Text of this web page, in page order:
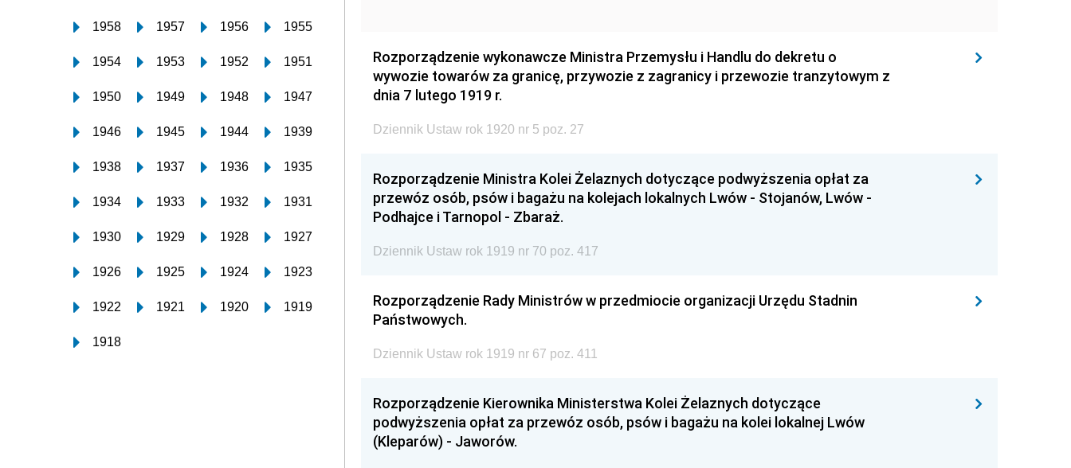
1958 1957 1956 1955
1954 1953 1952 1951
1950 1949 1948 1947
1946 1945 1944 1939
1938 1937 1936 1935
1934 1933 1932 1931
1930 1929 1928 1927
1926 1925 1924 1923
1922 1921 1920 1919
1918
Rozporządzenie wykonawcze Ministra Przemysłu i Handlu do dekretu o
wywozie towarów za granicę, przywozie z zagranicy i przewozie tranzytowym z
dnia 7 lutego 1919 r.
Dziennik Ustaw rok 1920 nr 5 poz. 27
Rozporządzenie Ministra Kolei Żelaznych dotyczące podwyższenia opłat za
przewóz osób, psów i bagażu na kolejach lokalnych Lwów - Stojanów, Lwów -
Podhajce i Tarnopol - Zbaraż.
Dziennik Ustaw rok 1919 nr 70 poz. 417
Rozporządzenie Rady Ministrów w przedmiocie organizacji Urzędu Stadnin
Państwowych.
Dziennik Ustaw rok 1919 nr 67 poz. 411
Rozporządzenie Kierownika Ministerstwa Kolei Żelaznych dotyczące
podwyższenia opłat za przewóz osób, psów i bagażu na kolei lokalnej Lwów
(Kleparów) - Jaworów.